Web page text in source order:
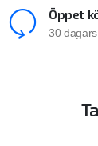
Öppet
30